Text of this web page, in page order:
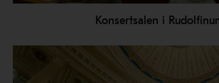
Konsertsalen i